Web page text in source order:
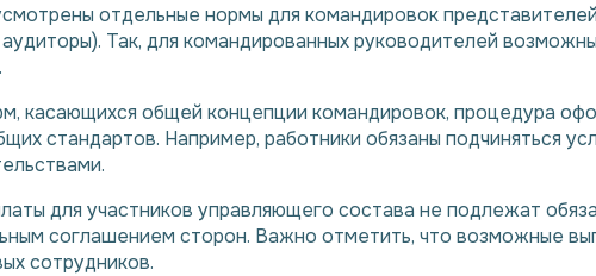
отдельные нормы для командировок
Так, для командированных руководителей
касающихся общей концепции командировок, процедура
стандартов. Например, работники обязаны подчиняться
для участников управляющего состава не подлежат
соглашением сторон. Важно отметить, что возможные
сотрудников.